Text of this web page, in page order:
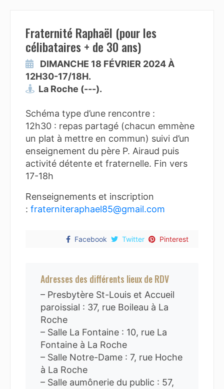
Fraternité Raphaël (pour les
célibataires + de 30 ans)
DIMANCHE 18 FÉVRIER 2024 À
12H30-17/18H.
La Roche (---).
Schéma type d’une rencontre :
12h30 : repas partagé (chacun emmène
un plat à mettre en commun) suivi d’un
enseignement du père P. Airaud puis
activité détente et fraternelle. Fin vers
17-18h
Renseignements et inscription
: fraterniteraphael85@gmail.com
Facebook Twitter Pinterest
Adresses des différents lieux de RDV
– Presbytère St-Louis et Accueil
paroissial : 37, rue Boileau à La
Roche
– Salle La Fontaine : 10, rue La
Fontaine à La Roche
– Salle Notre-Dame : 7, rue Hoche
à La Roche
– Salle aumônerie du public : 57,